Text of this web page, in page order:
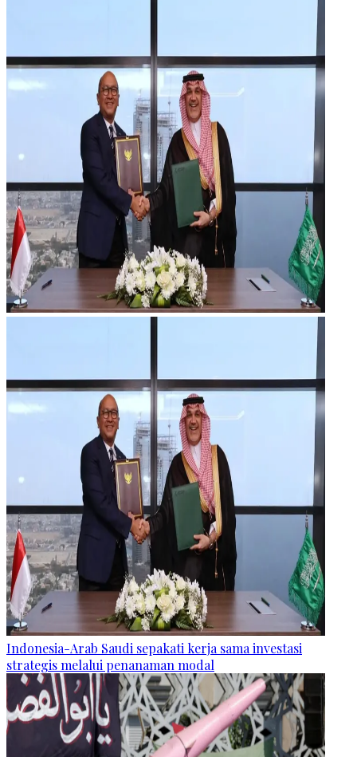
Indonesia-Arab Saudi sepakati kerja sama investasi
strategis melalui penanaman modal